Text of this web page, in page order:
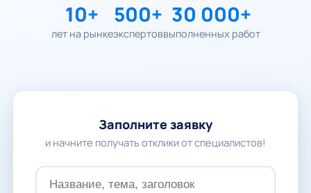
10+
лет на рынке
500+
экспертов
30 000+
выполненных работ
Заполните заявку
и начните получать отклики от специалистов!